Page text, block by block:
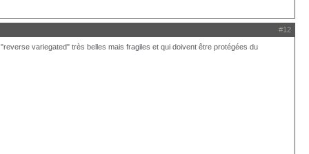
#12
variegated" très belles mais fragiles et qui doivent être protégées du